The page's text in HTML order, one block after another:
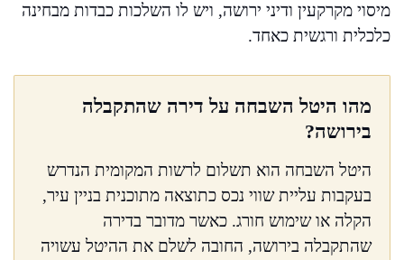
מיסוי מקרקעין ודיני ירושה, ויש לו השלכות כבדות מבחינה
כלכלית ורגשית כאחד.
מהו היטל השבחה על דירה שהתקבלה
בירושה?
היטל השבחה הוא תשלום לרשות המקומית הנדרש
בעקבות עליית שווי נכס כתוצאה מתוכנית בניין עיר,
הקלה או שימוש חורג. כאשר מדובר בדירה
שהתקבלה בירושה, החובה לשלם את ההיטל עשויה